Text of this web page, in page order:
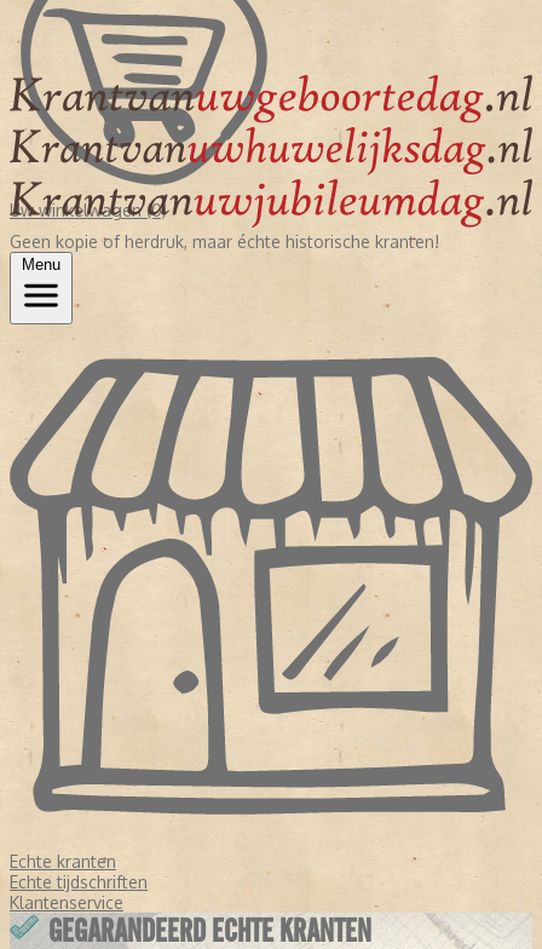
Uw winkelwagen (0)
Geen kopie of herdruk, maar échte historische kranten!
Menu
Echte kranten
Echte tijdschriften
Klantenservice
GEGARANDEERD ECHTE KRANTEN